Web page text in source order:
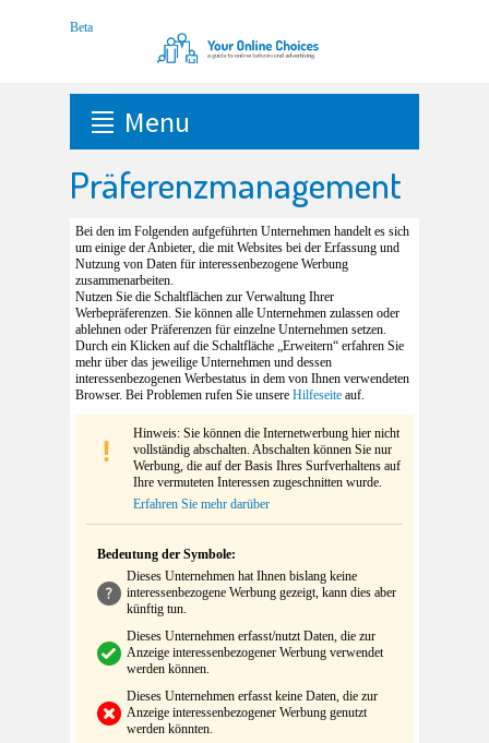
Menu
Präferenzmanagement
Bei den im Folgenden aufgeführten Unternehmen handelt es sich
um einige der Anbieter, die mit Websites bei der Erfassung und
Nutzung von Daten für interessenbezogene Werbung
zusammenarbeiten.
Nutzen Sie die Schaltflächen zur Verwaltung Ihrer
Werbepräferenzen. Sie können alle Unternehmen zulassen oder
ablehnen oder Präferenzen für einzelne Unternehmen setzen.
Durch ein Klicken auf die Schaltfläche „Erweitern“ erfahren Sie
mehr über das jeweilige Unternehmen und dessen
interessenbezogenen Werbestatus in dem von Ihnen verwendeten
Browser. Bei Problemen rufen Sie unsere Hilfeseite auf.
Hinweis: Sie können die Internetwerbung hier nicht
vollständig abschalten. Abschalten können Sie nur
Werbung, die auf der Basis Ihres Surfverhaltens auf
Ihre vermuteten Interessen zugeschnitten wurde.
Erfahren Sie mehr darüber
Bedeutung der Symbole:
Dieses Unternehmen hat Ihnen bislang keine
interessenbezogene Werbung gezeigt, kann dies aber
künftig tun.
Dieses Unternehmen erfasst/nutzt Daten, die zur
Anzeige interessenbezogener Werbung verwendet
werden können.
Dieses Unternehmen erfasst keine Daten, die zur
Anzeige interessenbezogener Werbung genutzt
werden könnten.